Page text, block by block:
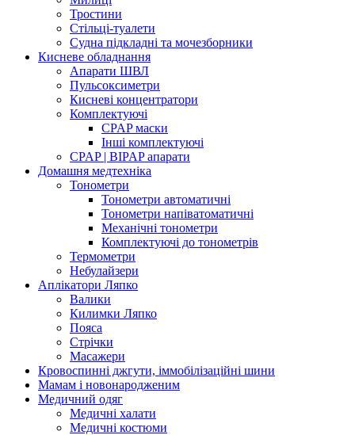
Тростини
Стільці-туалети
Судна підкладні та мочезборники
Кисневе обладнання
Апарати ШВЛ
Пульсоксиметри
Кисневі концентратори
Комплектуючі
CPAP маски
Інші комплектуючі
CPAP | BIPAP апарати
Домашня медтехніка
Тонометри
Тонометри автоматичні
Тонометри напіватоматичні
Механічні тонометри
Комплектуючі до тонометрів
Термометри
Небулайзери
Аплікатори Ляпко
Валики
Килимки Ляпко
Пояса
Стрічки
Масажери
Кровоспинні джгути, іммобілізаційні шини
Мамам і новонародженим
Медичний одяг
Медичні халати
Медичні костюми